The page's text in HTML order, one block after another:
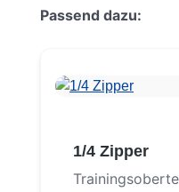
Produktgalerie
Passend dazu:
1/4 Zipper